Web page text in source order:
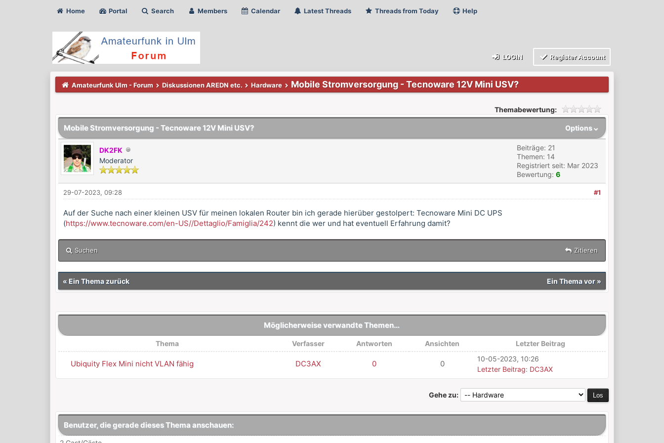
Home Portal Search Members Calendar Latest Threads Threads from Today Help
LOGIN Register Account
Amateurfunk Ulm - Forum Diskussionen AREDN etc. Hardware Mobile Stromversorgung - Tecnoware 12V Mini USV?
Themabewertung:
Options
Mobile Stromversorgung - Tecnoware 12V Mini USV?
DK2FK
Moderator
Beiträge: 21
Themen: 14
Registriert seit: Mar 2023
Bewertung: 6
#1
29-07-2023, 09:28
Auf der Suche nach einer kleinen USV für meinen lokalen Router bin ich gerade hierüber gestolpert: Tecnoware Mini DC UPS
(https://www.tecnoware.com/en-US//Dettaglio/Famiglia/242) kennt die wer und hat eventuell Erfahrung damit?
Suchen Zitieren
« Ein Thema zurück Ein Thema vor»
Möglicherweise verwandte Themen…
Thema Verfasser Antworten Ansichten Letzter Beitrag
Ubiquity Flex Mini nicht VLAN fähig DC3AX 0 0
10-05-2023, 10:26
Letzter Beitrag: DC3AX
Gehe zu:
Benutzer, die gerade dieses Thema anschauen: